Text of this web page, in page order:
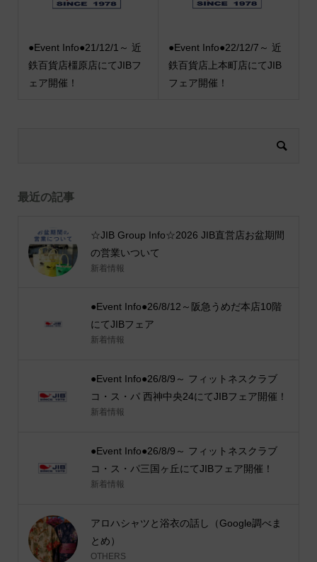
●Event Info●21/12/1～ 近
鉄百貨店橿原店にてJIBフ
ェア開催！
●Event Info●22/12/7～ 近
鉄百貨店上本町店にてJIB
フェア開催！
最近の記事
☆JIB Group Info☆2026 JIB直営店お盆期間
の営業いついて
新着情報
●Event Info●26/8/12～阪急うめだ本店10階
にてJIBフェア
新着情報
●Event Info●26/8/9～ フィットネスクラブ
コ・ス・パ 西神中央24にてJIBフェア開催！
新着情報
●Event Info●26/8/9～ フィットネスクラブ
コ・ス・パ三国ヶ丘にてJIBフェア開催！
新着情報
アロハシャツと浴衣の話し（Google調べま
とめ）
OTHERS